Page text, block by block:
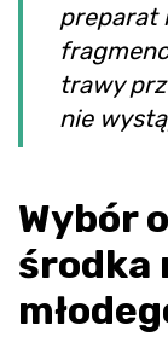
preparat
trawy
nie
Wybór
środka